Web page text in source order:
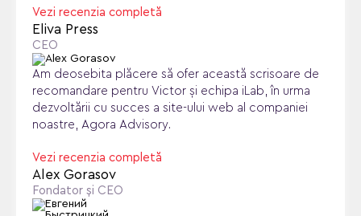
Vezi recenzia completă
Eliva Press
CEO
Am deosebita plăcere să ofer această scrisoare de
recomandare pentru Victor și echipa iLab, în urma
dezvoltării cu succes a site-ului web al companiei
noastre, Agora Advisory.
Vezi recenzia completă
Alex Gorasov
Fondator și CEO